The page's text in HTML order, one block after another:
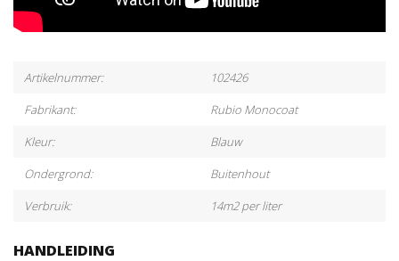
Artikelnummer:
102426
Fabrikant:
Rubio Monocoat
Kleur:
Blauw
Ondergrond:
Buitenhout
Verbruik:
14m2 per liter
HANDLEIDING